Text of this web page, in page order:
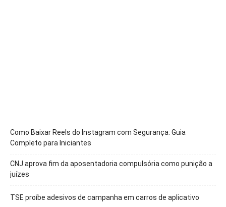
Como Baixar Reels do Instagram com Segurança: Guia
Completo para Iniciantes
CNJ aprova fim da aposentadoria compulsória como punição a
juízes
TSE proíbe adesivos de campanha em carros de aplicativo